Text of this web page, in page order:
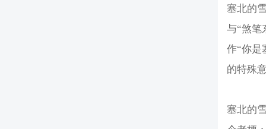
塞北的
与“煞笔
作“你是
的特殊
塞北的